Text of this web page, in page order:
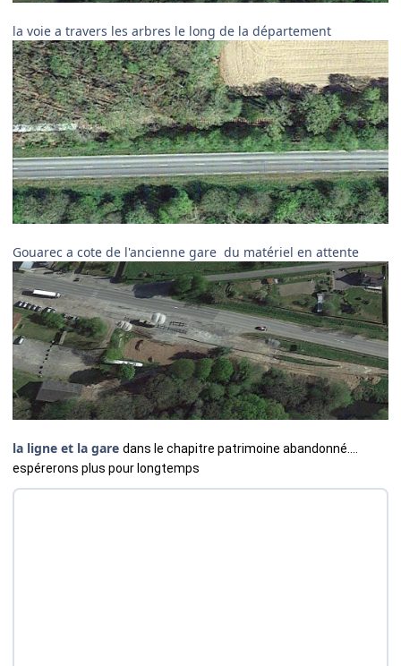
la voie a travers les arbres le long de la département
Gouarec a cote de l'ancienne gare du matériel en attente
la ligne et la gare dans le chapitre patrimoine abandonné....
espérerons plus pour longtemps